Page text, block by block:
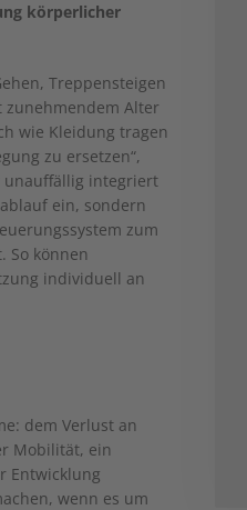
körperlicher
Treppensteigen
zunehmendem Alter
wie Kleidung tragen
zu ersetzen“,
unauffällig integriert
ein, sondern
zum
So können
individuell an
dem Verlust an
Mobilität, ein
Entwicklung
wenn es um